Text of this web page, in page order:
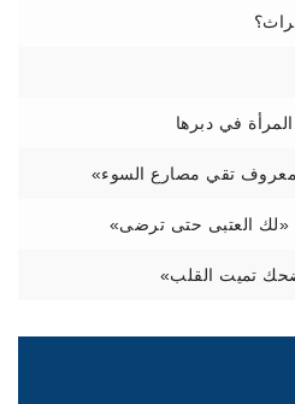
في دبرها
تقي مصارع السوء»
العتبى حتى ترضى»
تميت القلب»